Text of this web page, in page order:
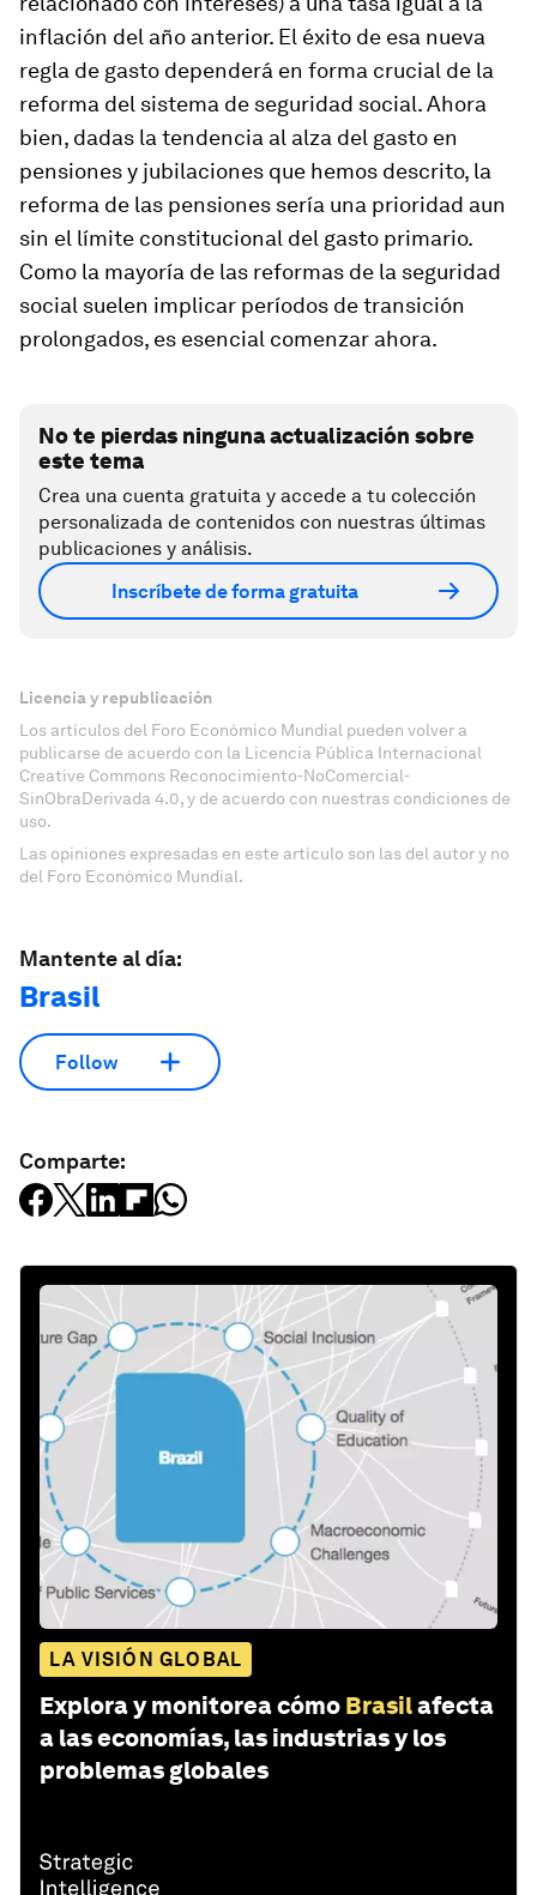
inflación del año anterior. El éxito de esa nueva
regla de gasto dependerá en forma crucial de la
reforma del sistema de seguridad social. Ahora
bien, dadas la tendencia al alza del gasto en
pensiones y jubilaciones que hemos descrito, la
reforma de las pensiones sería una prioridad aun
sin el límite constitucional del gasto primario.
Como la mayoría de las reformas de la seguridad
social suelen implicar períodos de transición
prolongados, es esencial comenzar ahora.
No te pierdas ninguna actualización sobre
este tema
Crea una cuenta gratuita y accede a tu colección
personalizada de contenidos con nuestras últimas
publicaciones y análisis.
Inscríbete de forma gratuita
Licencia y republicación
Los artículos del Foro Económico Mundial pueden volver a
publicarse de acuerdo con la Licencia Pública Internacional
Creative Commons Reconocimiento-NoComercial-
SinObraDerivada 4.0, y de acuerdo con nuestras condiciones de
uso.
Las opiniones expresadas en este artículo son las del autor y no
del Foro Económico Mundial.
Mantente al día:
Brasil
Follow
Comparte:
LA VISIÓN GLOBAL
Explora y monitorea cómo Brasilafecta
a las economías, las industrias y los
problemas globales